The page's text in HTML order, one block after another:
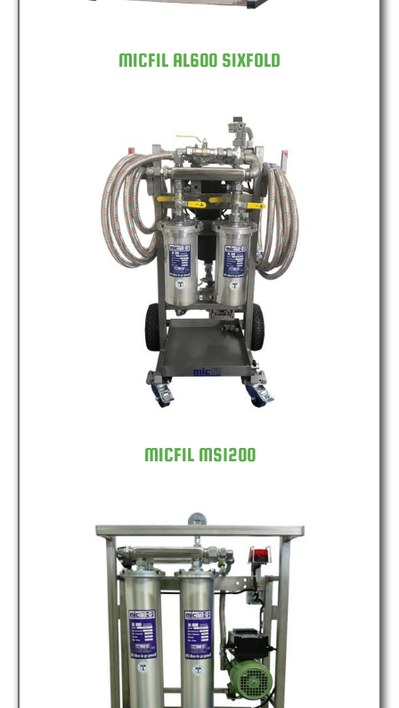
MICFIL AL600 SIXFOLD
MICFIL MS1200
MICFIL MS1200
MICFIL MS2400